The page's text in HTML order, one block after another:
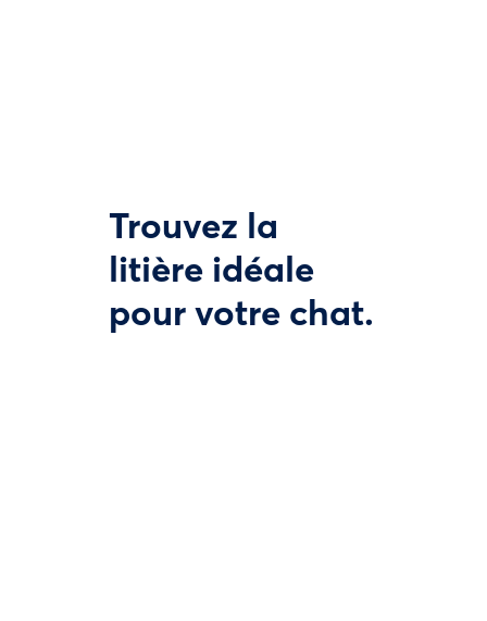
Trouvez la
litière idéale
pour votre chat.